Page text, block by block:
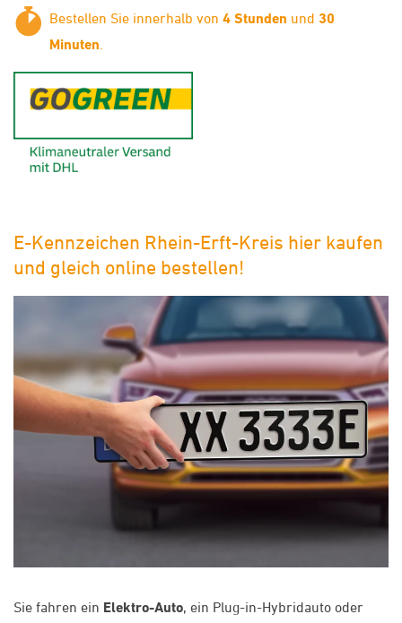
Bestellen Sie innerhalb von 4 Stunden und 30
Minuten
E-Kennzeichen Rhein-Erft-Kreis hier kaufen
und gleich online bestellen!
Sie fahren ein Elektro-Auto, ein Plug-in-Hybridauto oder